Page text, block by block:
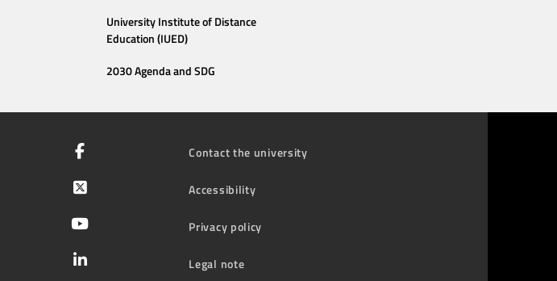
University Institute of Distance
Education (IUED)
2030 Agenda and SDG
Contact the university
Accessibility
Privacy policy
Legal note